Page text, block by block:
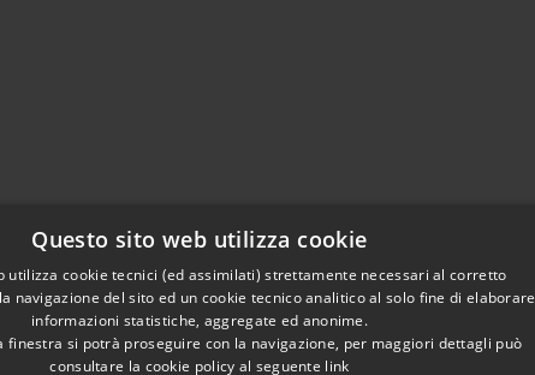
Questo sito web utilizza cookie
utilizza cookie tecnici (ed assimilati) strettamente necessari al corretto
navigazione del sito ed un cookie tecnico analitico al solo fine di elaborare
informazioni statistiche, aggregate ed anonime.
finestra si potrà proseguire con la navigazione, per maggiori dettagli può
consultare la cookie policy al seguente link